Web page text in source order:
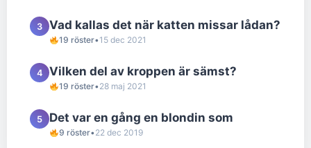
3 Vad kallas det när katten missar lådan?
19 röster•15 dec 2021
4 Vilken del av kroppen är sämst?
19 röster•28 maj 2021
5 Det var en gång en blondin som
9 röster•22 dec 2019